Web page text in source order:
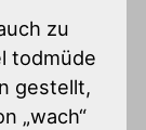
zu
todmüde
gestellt,
„wach“